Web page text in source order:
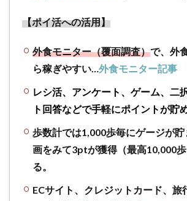
サイ
象か
確認
旅行
予約
ト
（ホ
ル）
もポ
【ポイ活への活用】
外食モニター（覆面調査）で、外
ら稼ぎやすい… 外食モニター記事
レシ活、アンケート、ゲーム、二
ト回答などで手軽にポイントが貯
歩数計では1,000歩毎にゲージが
画をみて3ptが獲得（最高10,000
る。
ECサイト、クレジットカード、旅